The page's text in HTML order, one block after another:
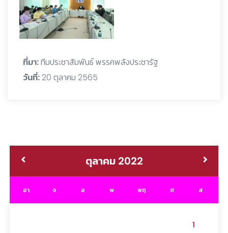
ที่มา:ทีมประชาสัมพันธ์ พรรคพลังประชารัฐ
วันที่: 20 ตุลาคม 2565
ตุลาคม 2022
อา. จ. อ. พ. พฤ. ศ. ส.
1